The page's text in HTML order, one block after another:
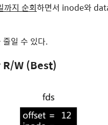
까지 순회하면서 inode와
일 수 있다.
W (Best)